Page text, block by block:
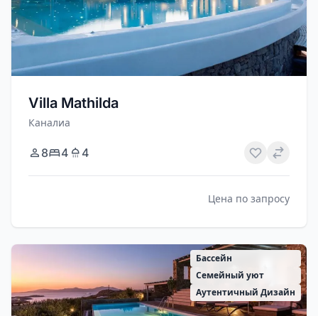
Villa Mathilda
Каналиа
8 4 4
Цена по запросу
Бассейн
Семейный уют
Аутентичный Дизайн